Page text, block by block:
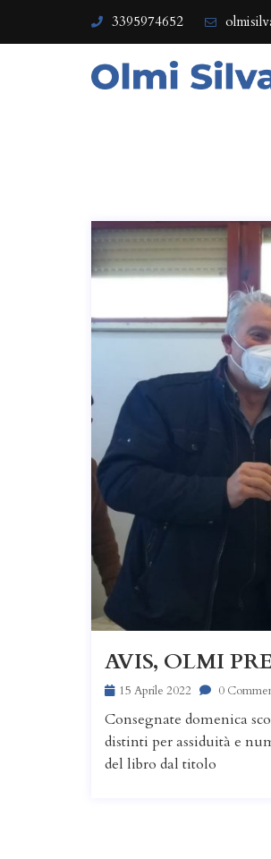
3395974652
AVIS, OLMI
15 Aprile 2022 0
Consegnate domenica
distinti per assiduità e
del libro dal titolo